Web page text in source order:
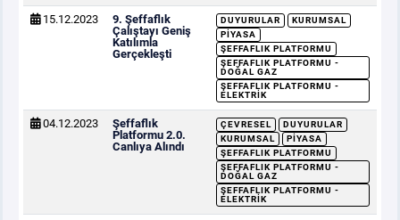
15.12.2023
9. Şeffaflık
Çalıştayı Geniş
Katılımla
Gerçekleşti
DUYURULAR
KURUMSAL
PIYASA
ŞEFFAFLIK PLATFORMU
ŞEFFAFLIK PLATFORMU -
DOĞAL GAZ
ŞEFFAFLIK PLATFORMU -
ELEKTRIK
04.12.2023
Şeffaflık
Platformu 2.0.
Canlıya Alındı
ÇEVRESEL
DUYURULAR
KURUMSAL
PIYASA
ŞEFFAFLIK PLATFORMU
ŞEFFAFLIK PLATFORMU -
DOĞAL GAZ
ŞEFFAFLIK PLATFORMU -
ELEKTRIK